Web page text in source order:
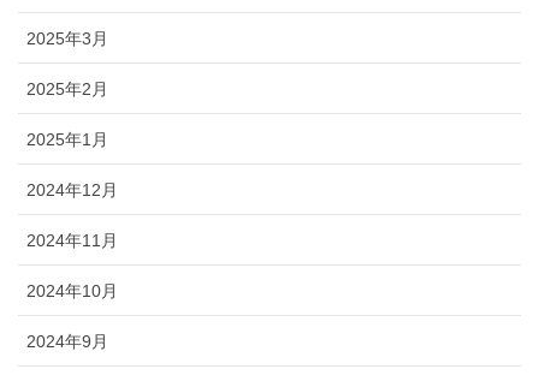
2025年3月
2025年2月
2025年1月
2024年12月
2024年11月
2024年10月
2024年9月